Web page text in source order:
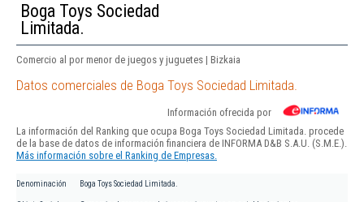
Boga Toys Sociedad
Limitada.
Comercio al por menor de juegos y juguetes | Bizkaia
Datos comerciales de Boga Toys Sociedad Limitada.
Información ofrecida por
La información del Ranking que ocupa Boga Toys Sociedad Limitada. procede
de la base de datos de información financiera de INFORMA D&B S.A.U. (S.M.E.).
Más información sobre el Ranking de Empresas.
Denominación Boga Toys Sociedad Limitada.